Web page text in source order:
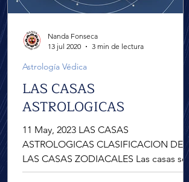
LAS CASAS
ASTROLOGICAS
11 May, 2023 LAS CASAS
ASTROLOGICAS CLASIFICACION DE
LAS CASAS ZODIACALES Las casas son
clasificadas de acuerdo a las multiples...
Astrología Védica
Nanda Fonseca
13 jul 2020
3 min de lectura